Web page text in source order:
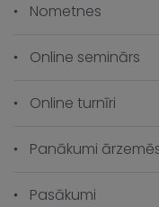
Nometnes
Online seminārs
Online turnīri
Panākumi
Pasākumi